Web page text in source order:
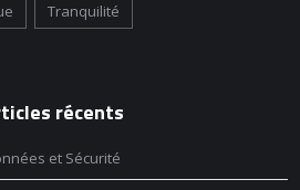
Tranquilité
récents
et Sécurité